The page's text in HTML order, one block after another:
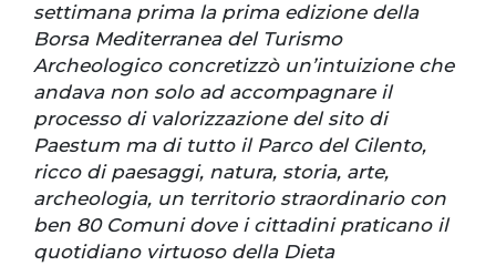
settimana prima la prima edizione della
Borsa Mediterranea del Turismo
Archeologico concretizzò un’intuizione che
andava non solo ad accompagnare il
processo di valorizzazione del sito di
Paestum ma di tutto il Parco del Cilento,
ricco di paesaggi, natura, storia, arte,
archeologia, un territorio straordinario con
ben 80 Comuni dove i cittadini praticano il
quotidiano virtuoso della Dieta